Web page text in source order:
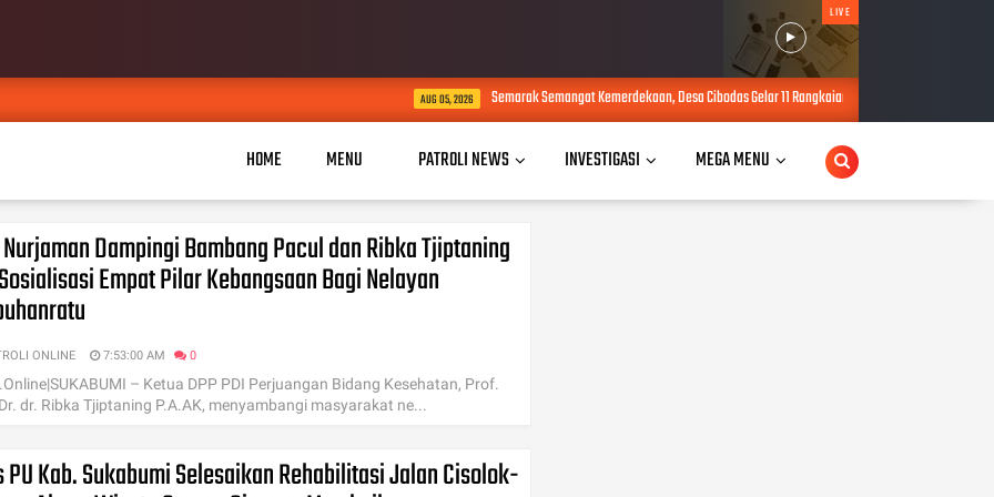
LIVE
Semarak Semangat Kemerdekaan, Desa Cibodas Gelar 11 Rangkaian Acara Meriah Sambut HUT RI ke-81 Tahun 2026
HOME MENU PATROLI NEWS INVESTIGASI MEGA MENU
Dampingi Bambang Pacul dan Ribka Tjiptaning
Empat Pilar Kebangsaan Bagi Nelayan
ONLINE 7:53:00 AM 0
– Ketua DPP PDI Perjuangan Bidang Kesehatan, Prof.
dr. Ribka Tjiptaning P.A.AK, menyambangi masyarakat ne...
PU Kab. Sukabumi Selesaikan Rehabilitasi Jalan Cisolok-